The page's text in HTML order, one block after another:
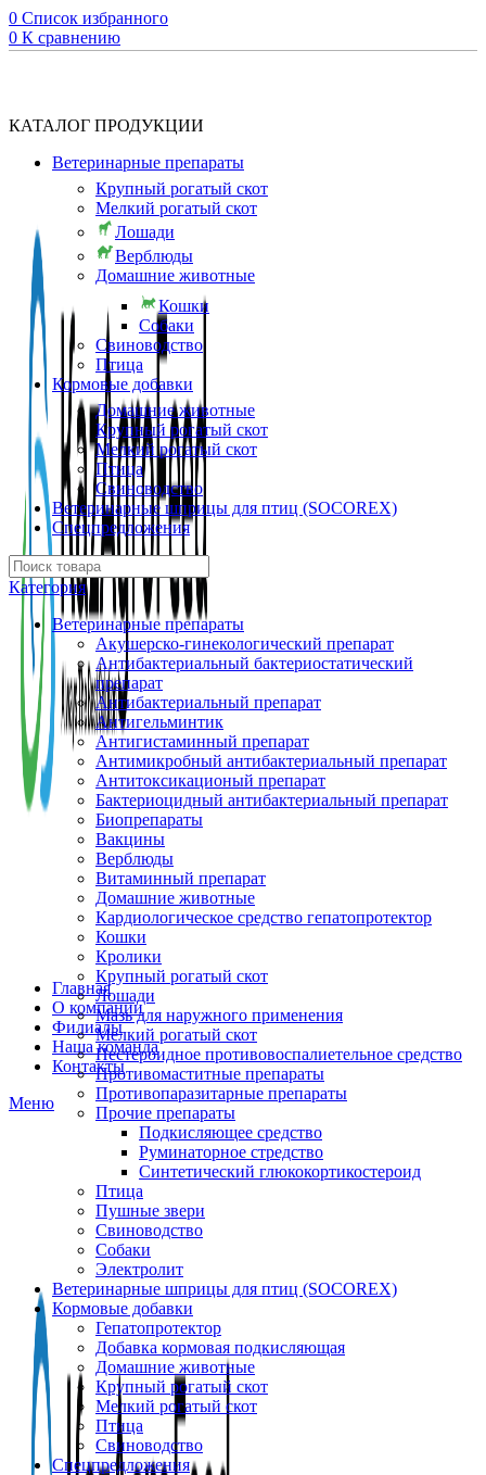
0 Список избранного
0 К сравнению
Главная
О компании
Филиалы
Наша команда
Контакты
Меню
КАТАЛОГ ПРОДУКЦИИ
Ветеринарные препараты
Крупный рогатый скот
Мелкий рогатый скот
Лошади
Верблюды
Домашние животные
Кошки
Собаки
Свиноводство
Птица
Кормовые добавки
Домашние животные
Крупный рогатый скот
Мелкий рогатый скот
Птица
Свиноводство
Ветеринарные шприцы для птиц (SOCOREX)
Спецпредложения
Категория
Ветеринарные препараты
Акушерско-гинекологический препарат
Антибактериальный бактериостатический
препарат
Антибактериальный препарат
Антигельминтик
Антигистаминный препарат
Антимикробный антибактериальный препарат
Антитоксикационый препарат
Бактериоцидный антибактериальный препарат
Биопрепараты
Вакцины
Верблюды
Витаминный препарат
Домашние животные
Кардиологическое средство гепатопротектор
Кошки
Кролики
Крупный рогатый скот
Лошади
Мазь для наружного применения
Мелкий рогатый скот
Нестероидное противовоспалиетельное средство
Противомаститные препараты
Противопаразитарные препараты
Прочие препараты
Подкисляющее средство
Руминаторное стредство
Синтетический глюкокортикостероид
Птица
Пушные звери
Свиноводство
Собаки
Электролит
Ветеринарные шприцы для птиц (SOCOREX)
Кормовые добавки
Гепатопротектор
Добавка кормовая подкисляющая
Домашние животные
Крупный рогатый скот
Мелкий рогатый скот
Птица
Свиноводство
Спецпредложения